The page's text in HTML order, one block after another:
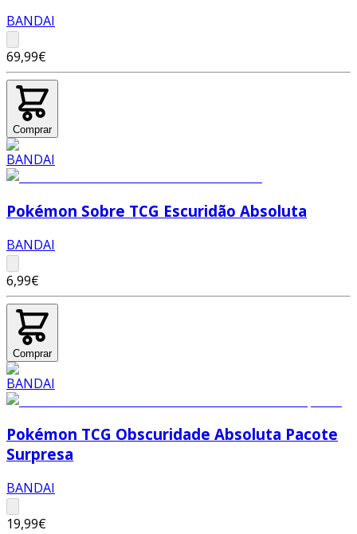
BANDAI
69,99€
Comprar
Pokémon Sobre TCG Escuridão Absoluta
BANDAI
6,99€
Comprar
Pokémon TCG Obscuridade Absoluta Pacote
Surpresa
BANDAI
19,99€